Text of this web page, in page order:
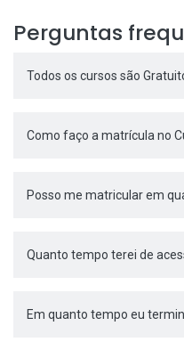
Perguntas
Todos os cursos são
Como faço a matrícula no
Posso me matricular em
Quanto tempo terei de
Em quanto tempo eu